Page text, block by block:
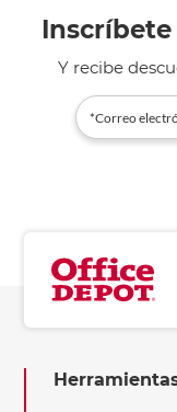
Y recibe